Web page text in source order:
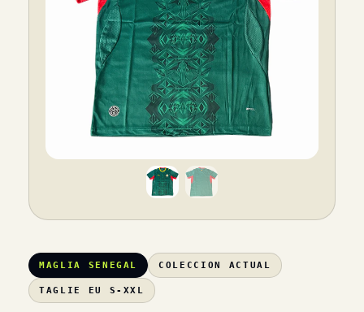
MAGLIA SENEGAL COLECCION ACTUAL
TAGLIE EU S-XXL